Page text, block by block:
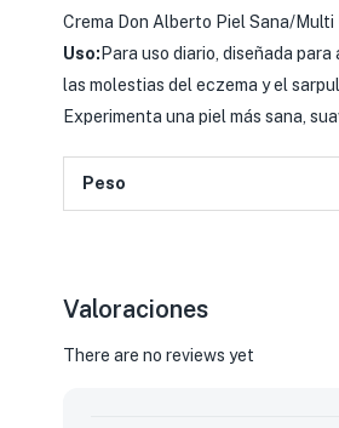
Crema Don Alberto Piel Sana/
Uso: Para uso diario, diseñada
las molestias del eczema y el
Experimenta una piel más sana,
Peso
Valoraciones
There are no reviews yet